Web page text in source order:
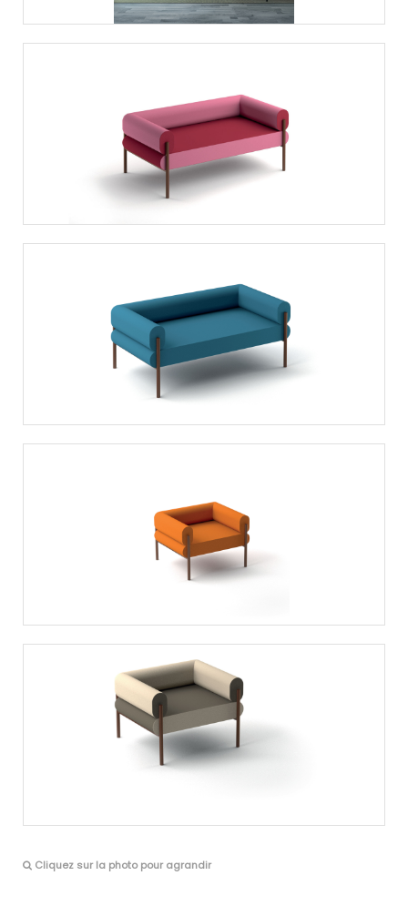
Cliquez sur la photo pour agrandir